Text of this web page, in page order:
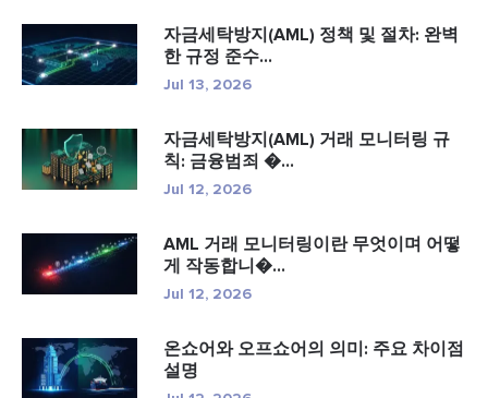
자금세탁방지(AML) 정책 및 절차: 완벽
한 규정 준수...
Jul 13, 2026
자금세탁방지(AML) 거래 모니터링 규
칙: 금융범죄 �...
Jul 12, 2026
AML 거래 모니터링이란 무엇이며 어떻
게 작동합니�...
Jul 12, 2026
온쇼어와 오프쇼어의 의미: 주요 차이점
설명